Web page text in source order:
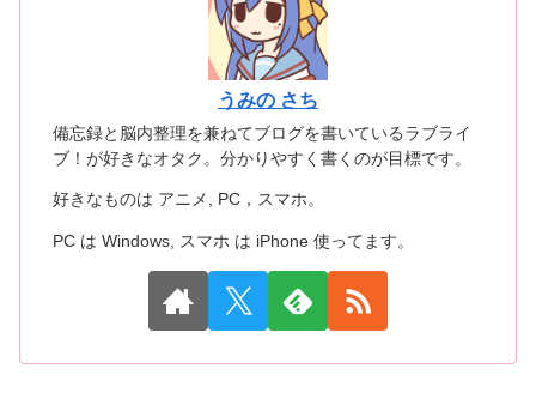
うみの さち
備忘録と脳内整理を兼ねてブログを書いているラブライ
ブ！が好きなオタク。分かりやすく書くのが目標です。
好きなものは アニメ, PC，スマホ。
PC は Windows, スマホ は iPhone 使ってます。